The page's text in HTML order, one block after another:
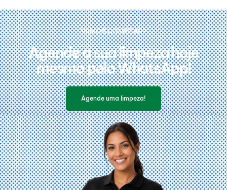
VAMOS COMEÇAR?
Agende a sua limpeza hoje
mesmo pelo WhatsApp!
Agende uma limpeza!